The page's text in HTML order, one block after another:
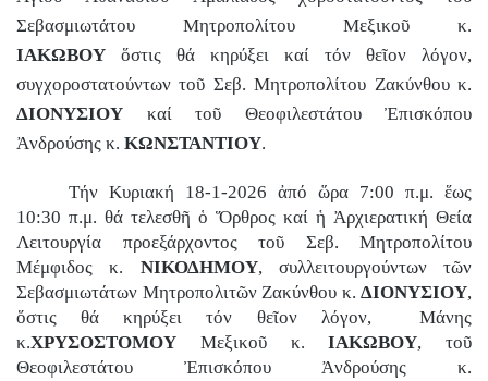
Σεβασμιωτάτου Μητροπολίτου Μεξικοῦ κ.
ΙΑΚΩΒΟΥ ὅστις θά κηρύξει καί τόν θεῖον λόγον,
συγχοροστατούντων τοῦ Σεβ. Μητροπολίτου Ζακύνθου κ.
ΔΙΟΝΥΣΙΟΥ καί τοῦ Θεοφιλεστάτου Ἐπισκόπου
Ἀνδρούσης κ. ΚΩΝΣΤΑΝΤΙΟΥ.
Τήν Κυριακή 18-1-2026 ἀπό ὥρα 7:00 π.μ. ἕως
10:30 π.μ. θά τελεσθῆ ὁ Ὅρθρος καί ἡ Ἀρχιερατική Θεία
Λειτουργία προεξάρχοντος τοῦ Σεβ. Μητροπολίτου
Μέμφιδος κ. ΝΙΚΟΔΗΜΟΥ, συλλειτουργούντων τῶν
Σεβασμιωτάτων Μητροπολιτῶν Ζακύνθου κ. ΔΙΟΝΥΣΙΟΥ,
ὅστις θά κηρύξει τόν θεῖον λόγον,
Μάνης
κ.ΧΡΥΣΟΣΤΟΜΟΥ Μεξικοῦ κ.ΙΑΚΩΒΟΥ, τοῦ
Θεοφιλεστάτου Ἐπισκόπου Ἀνδρούσης κ.